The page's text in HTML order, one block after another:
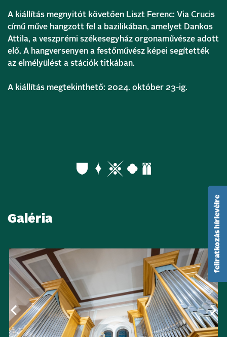
A kiállítás megnyitót követően Liszt Ferenc: Via Crucis
című műve hangzott fel a bazilikában, amelyet Dankos
Attila, a veszprémi székesegyház orgonaművésze adott
elő. A hangversenyen a festőművész képei segítették
az elmélyülést a stációk titkában.
A kiállítás megtekinthető: 2024. október 23-ig.
Galéria feliratkozás hírlevélre